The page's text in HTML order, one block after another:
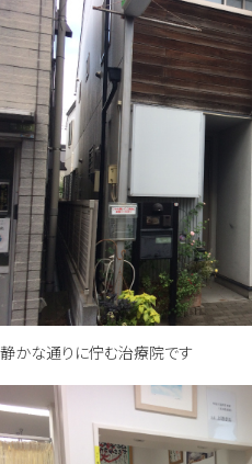
静かな通りに佇む治療院です